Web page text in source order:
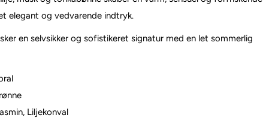
elegant og vedvarende indtryk.
en selvsikker og sofistikeret signatur med en let sommerlig
Liljekonval